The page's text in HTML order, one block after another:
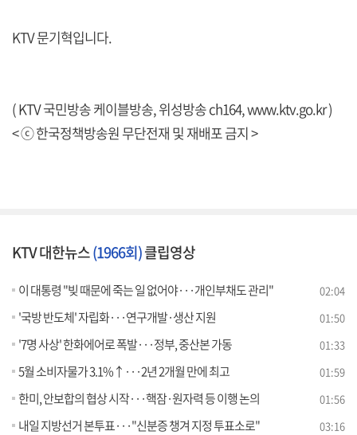
KTV 문기혁입니다.
( KTV 국민방송 케이블방송, 위성방송 ch164,www.ktv.go.kr)
< ⓒ 한국정책방송원 무단전재 및 재배포 금지 >
KTV 대한뉴스(1966회)클립영상
이 대통령 "빚 때문에 죽는 일 없어야···개인부채도 관리" 02:04
'국방 반도체' 자립화···연구개발·생산 지원 01:50
'7명 사상' 한화에어로 폭발···정부, 중산본 가동 01:33
5월 소비자물가 3.1%↑···2년 2개월 만에 최고 01:59
한미, 안보합의 협상 시작···핵잠·원자력 등 이행 논의 01:56
내일 지방선거 본투표···"신분증 챙겨 지정 투표소로" 03:16